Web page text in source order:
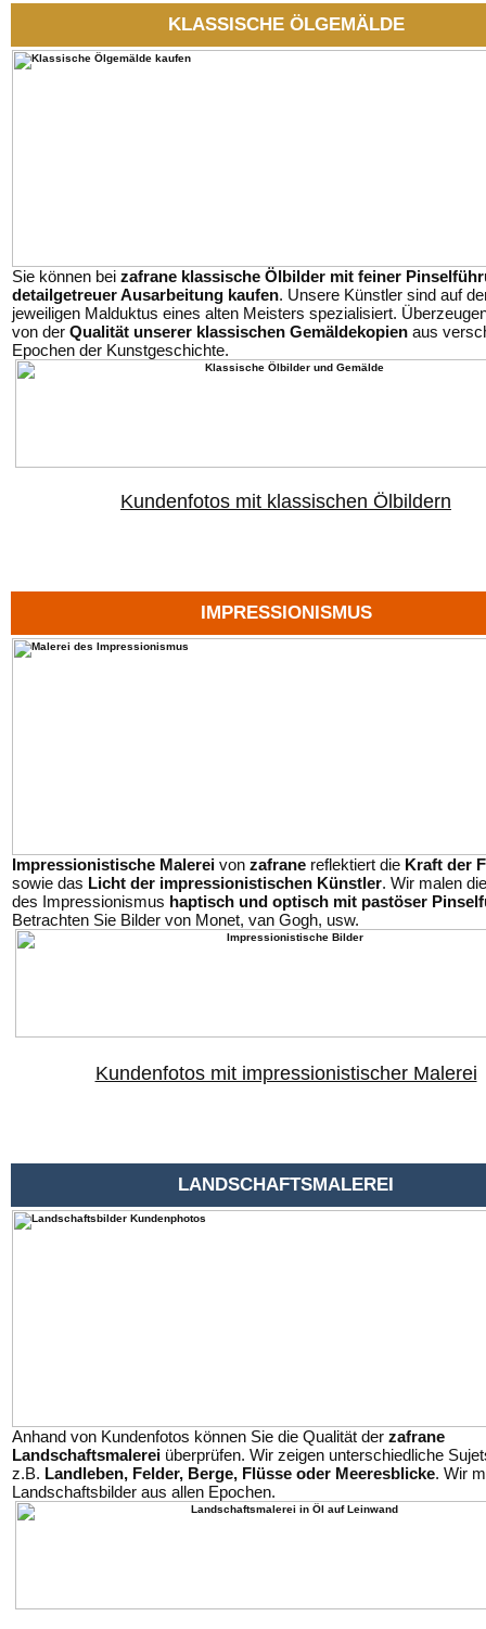
KLASSISCHE ÖLGEMÄLDE
Sie können bei zafrane klassische Ölbilder mit feiner
detailgetreuer Ausarbeitung kaufen. Unsere Künstler sind auf
jeweiligen Malduktus eines alten Meisters spezialisiert.
von der Qualität unserer klassischen Gemäldekopien aus
Epochen der Kunstgeschichte.
Kundenfotos mit klassischen Ölbildern
IMPRESSIONISMUS
Impressionistische Malerei von zafrane reflektiert die Kraft der
sowie das Licht der impressionistischen Künstler. Wir malen
des Impressionismus haptisch und optisch mit pastöser
Betrachten Sie Bilder von Monet, van Gogh, usw.
Kundenfotos mit impressionistischer Malerei
LANDSCHAFTSMALEREI
Anhand von Kundenfotos können Sie die Qualität der zafrane
Landschaftsmalerei überprüfen. Wir zeigen unterschiedliche
z.B. Landleben, Felder, Berge, Flüsse oder Meeresblicke. Wir
Landschaftsbilder aus allen Epochen.